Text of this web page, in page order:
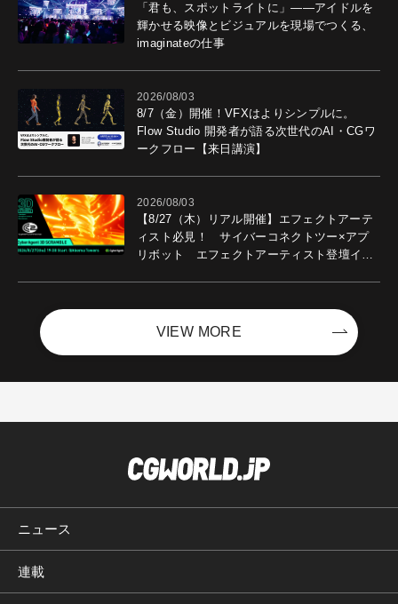
「君も、スポットライトに」――アイドルを
輝かせる映像とビジュアルを現場でつくる、
imaginateの仕事
2026/08/03
8/7（金）開催！VFXはよりシンプルに。
Flow Studio 開発者が語る次世代のAI・CGワ
ークフロー【来日講演】
2026/08/03
【8/27（木）リアル開催】エフェクトアーテ
ィスト必見！ サイバーコネクトツー×アプ
リボット エフェクトアーティスト登壇イベ
VIEW MORE
ニュース
連載